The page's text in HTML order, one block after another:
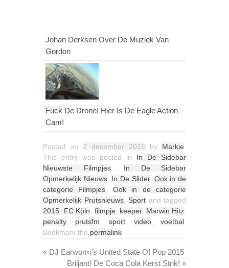
Johan Derksen Over De Muziek Van
Gordon
Fuck De Drone! Hier Is De Eagle Action
Cam!
Posted on 7 december 2015 by Markie
This entry was posted in In De Sidebar
Nieuwste Filmpjes, In De Sidebar
Opmerkelijk Nieuws, In De Slider, Ook in de
categorie Filmpjes
Ook in de categorie
Opmerkelijk Prutsnieuws, Sport and tagged
2015
FC Köln filmpje keeper, Marwin Hitz
penalty, prutsfm sport,video voetbal
Bookmark the permalink
« DJ Earworm’s United State Of Pop 2015
Briljant! De Coca Cola Kerst Strik! »